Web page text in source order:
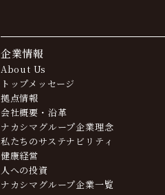
企業情報
About Us
トップメッセージ
拠点情報
会社概要・沿革
ナカシマグループ企業理念
私たちのサステナビリティ
健康経営
人への投資
ナカシマグループ企業一覧